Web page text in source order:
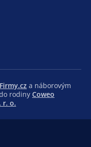
a náborovým
rodiny Coweo
r. o.